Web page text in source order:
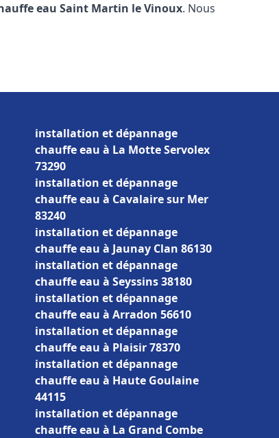
eau Saint Martin le Vinoux. Nous
installation et dépannage
chauffe eau à La Motte Servolex
73290
installation et dépannage
chauffe eau à Cavalaire sur Mer
83240
installation et dépannage
chauffe eau à Jaunay Clan 86130
installation et dépannage
chauffe eau à Seyssins 38180
installation et dépannage
chauffe eau à Arradon 56610
installation et dépannage
chauffe eau à Plaisir 78370
installation et dépannage
chauffe eau à Haute Goulaine
44115
installation et dépannage
chauffe eau à La Grand Combe